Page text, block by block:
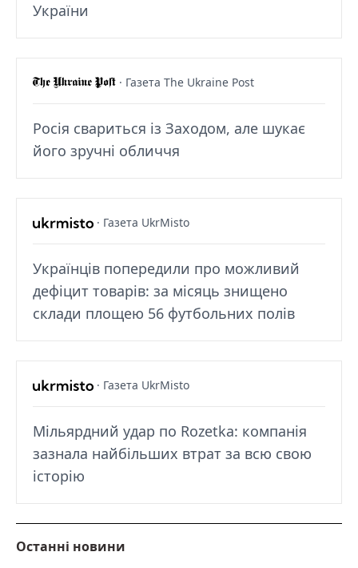
України
· Газета The Ukraine Post
Росія свариться із Заходом, але шукає
його зручні обличчя
· Газета UkrMisto
Українців попередили про можливий
дефіцит товарів: за місяць знищено
склади площею 56 футбольних полів
· Газета UkrMisto
Мільярдний удар по Rozetka: компанія
зазнала найбільших втрат за всю свою
історію
Останні новини